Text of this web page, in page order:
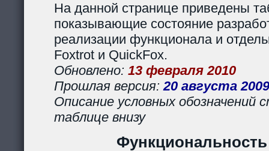
На данной странице приведены
показывающие состояние
реализации функционала и
Foxtrot и QuickFox.
Обновлено: 13 февраля 2010
Прошлая версия:20 августа 2009
Описание условных обозначений
таблице внизу